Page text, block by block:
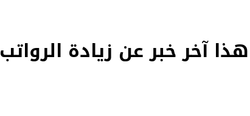
آخر خبر عن زيادة الرواتب